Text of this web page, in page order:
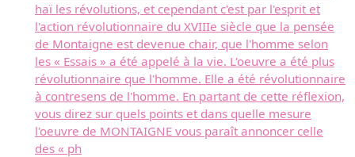
haï les révolutions, et cependant c'est par l'esprit et
l'action révolutionnaire du XVIIIe siècle que la pensée
de Montaigne est devenue chair, que l'homme selon
les « Essais » a été appelé à la vie. L'oeuvre a été plus
révolutionnaire que l'homme. Elle a été révolutionnaire
à contresens de l'homme. En partant de cette réflexion,
vous direz sur quels points et dans quelle mesure
l'oeuvre de MONTAIGNE vous paraît annoncer celle
des « ph